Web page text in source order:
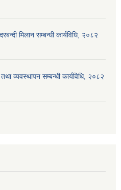
मिलान सम्बन्धी कार्यविधि, २०८२
व्यवस्थापन सम्बन्धी कार्यविधि, २०८२